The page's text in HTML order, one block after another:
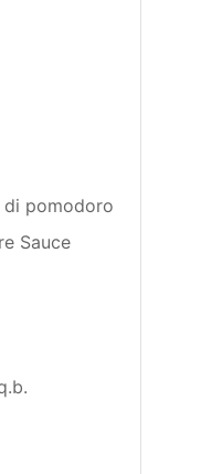
di pomodoro
Sauce